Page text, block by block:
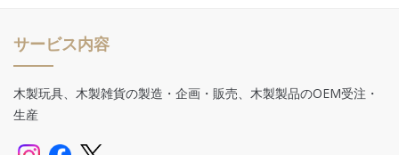
サービス内容
木製玩具、木製雑貨の製造・企画・販売、木製製品のOEM受注・
生産